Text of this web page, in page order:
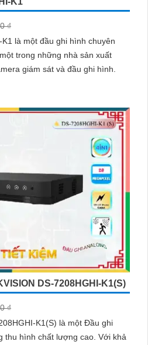
của bạn, mà còn là lựa chọn thông
hình ảnh chất lượng sắc nét. Hãy
hơn với Camera Hikvision!
trên sẽ giúp bạn thu hút được
phẩm Camera Hikvision giá rẻ và
₫
là một đầu ghi hình chuyên
trong những nhà sản xuất
giám sát và đầu ghi hình.
DS-7208HGHI-K1(S)
₫
K1(S) là một Đầu ghi
chất lượng cao. Với khả